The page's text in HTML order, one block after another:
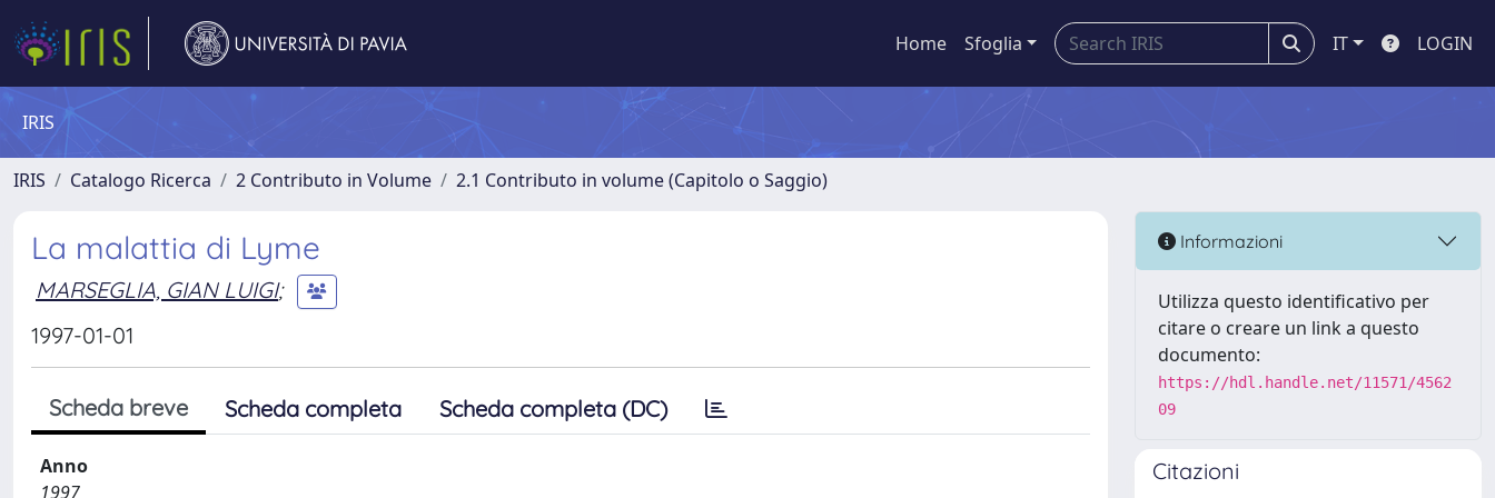
Home Sfoglia IT LOGIN
IRIS
IRIS Catalogo Ricerca 2 Contributo in Volume 2.1 Contributo in volume (Capitolo o Saggio)
La malattia di Lyme
MARSEGLIA, GIAN LUIGI;
1997-01-01
Scheda breve Scheda completa Scheda completa (DC)
Anno
1997
Informazioni
Utilizza questo identificativo per
citare o creare un link a questo
documento:
https://hdl.handle.net/11571/4562
09
Citazioni